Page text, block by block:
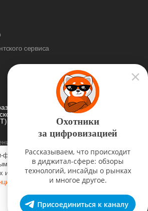
осуществляются при грантовой
фонда развития информационных
данных
сервиса
файлы, чтобы наш сайт был
для вас. Нажимая «Согласен», вы
использование в соответствии с нашей
Охотники
за цифровизацией
Рассказываем, что происходит
в диджитал-сфере: обзоры
технологий, инсайды о рынках
и многое другое.
Присоединиться к каналу